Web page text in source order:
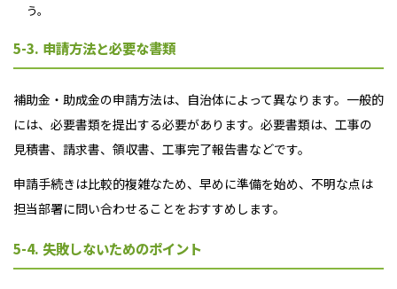
う。
5-3. 申請方法と必要な書類
補助金・助成金の申請方法は、自治体によって異なります。一般的
には、必要書類を提出する必要があります。必要書類は、工事の
見積書、請求書、領収書、工事完了報告書などです。
申請手続きは比較的複雑なため、早めに準備を始め、不明な点は
担当部署に問い合わせることをおすすめします。
5-4. 失敗しないためのポイント